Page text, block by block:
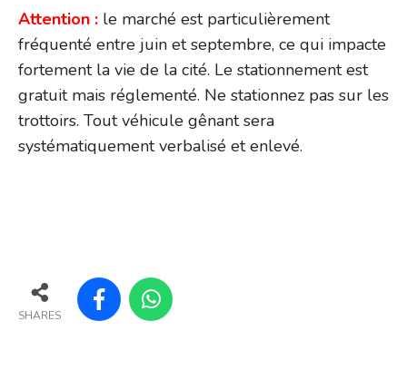
Attention : le marché est particulièrement
fréquenté entre juin et septembre, ce qui impacte
fortement la vie de la cité. Le stationnement est
gratuit mais réglementé. Ne stationnez pas sur les
trottoirs. Tout véhicule gênant sera
systématiquement verbalisé et enlevé.
SHARES